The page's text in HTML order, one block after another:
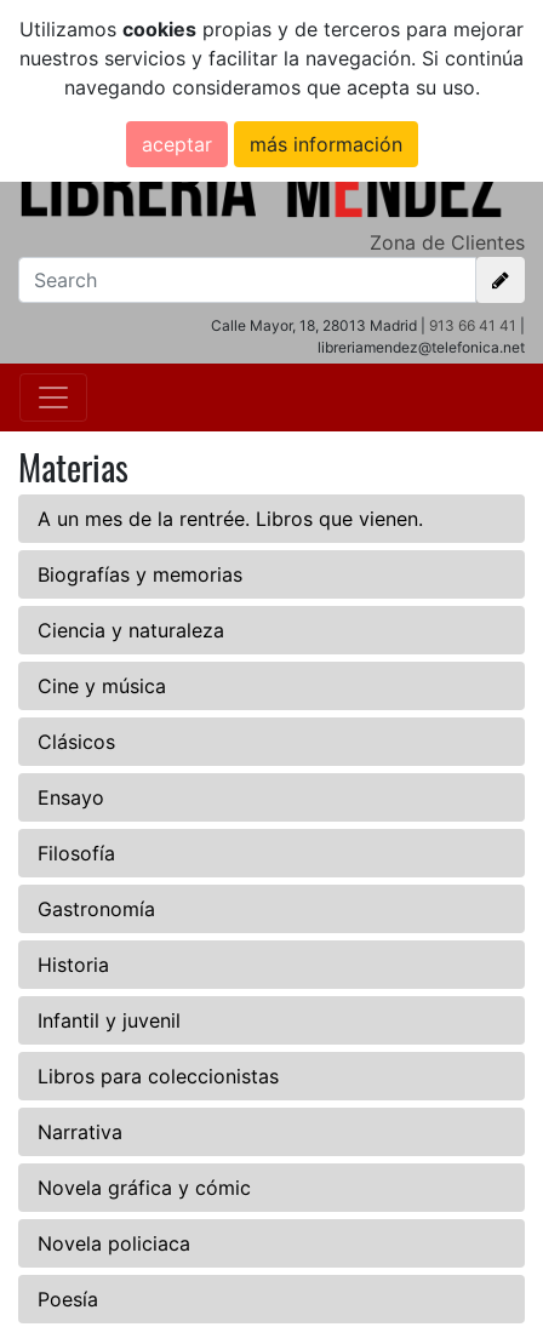
Utilizamos cookies propias y de terceros para mejorar
nuestros servicios y facilitar la navegación. Si continúa
navegando consideramos que acepta su uso.
aceptar más información
Zona de Clientes
Calle Mayor, 18, 28013 Madrid | 913 66 41 41
libreriamendez@telefonica.net
Materias
A un mes de la rentrée. Libros que vienen.
Biografías y memorias
Ciencia y naturaleza
Cine y música
Clásicos
Ensayo
Filosofía
Gastronomía
Historia
Infantil y juvenil
Libros para coleccionistas
Narrativa
Novela gráfica y cómic
Novela policiaca
Poesía